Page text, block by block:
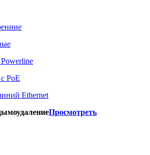
PoE
Ethernet
Просмотреть